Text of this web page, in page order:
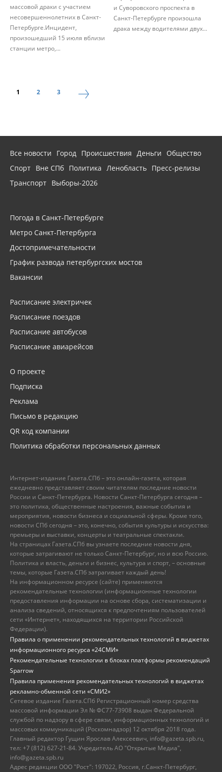
массовой драки с участием
несовершеннолетних в Санкт-
Петербурге.Инцидент,
произошедший 15 июля вблизи
станции метро,...
и Суворовского проспекта в
Санкт-Петербурге произошла
драка между водителями двух...
1 2 3
Все новости Город Происшествия Деньги
Общество
Спорт Вне СПб Политика Ленобласть Пресс-релизы
Транспорт Выборы-2026
Погода в Санкт-Петербурге
Метро Санкт-Петербурга
Достопримечательности
График развода петербургских мостов
Вакансии
Расписание электричек
Расписание поездов
Расписание автобусов
Расписание авиарейсов
О проекте
Подписка
Реклама
Письмо в редакцию
QR код компании
Политика обработки персональных данных
Интернет-издание Газета.СПб – это онлайн-газета, которая
ежедневно представляет своим читателям последние новости
России и Санкт-Петербурга. Новости Санкт-Петербурга сегодня –
это политика, общественные настроения, важные события и
мероприятия, новости бизнеса и социальной сферы. Кроме того,
новости СПб сегодня – это, конечно, события культуры и искусства:
премьеры и выставки, концерты и театральные спектакли.
На страницах Газета.СПб вы узнаете последние новости дня,
которые затрагивают не только Санкт-Петербург, но и всю Россию.
Политика и власть, деньги и бизнес, культура и спорт, – основные
темы, которые Газета.СПб затрагивает каждый день!
На информационном ресурсе (сайте) применяются
рекомендательные технологии (информационные технологии
предоставления информации на основе сбора, систематизации и
анализа сведений, относящихся к предпочтениям пользователей
сети «Интернет», находящихся на территории Российской
Федерации).
Правила о применении рекомендательных технологий в виджетах
информационного ресурса «24СМИ»
Рекомендательные технологии в блоках платформы рекомендаций
Sparrow
Правила применения рекомендательных технологий в виджетах
рекламно-обменной сети «СМИ2»
Сетевое издание Газета.СПб Регистрационный номер средства
массовой информации Эл № ФС77-73908 выдан Федеральной
службой по надзору в сфере связи, информационных технологий и
массовых коммуникаций (Роскомнадзор) 12 октября 2018 года.
Главный редактор Гущин Ярослав Алексеевич, info@gazeta.spb.ru,
тел: +7 (812) 627-21-84. Учредитель АО "Открытые Медиа",
info@gazeta.spb.ru
Адрес редакции ООО "Рост": 197022, Россия, г.Санкт-Петербург,